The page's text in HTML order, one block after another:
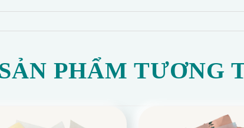
SẢN PHẨM TƯƠNG